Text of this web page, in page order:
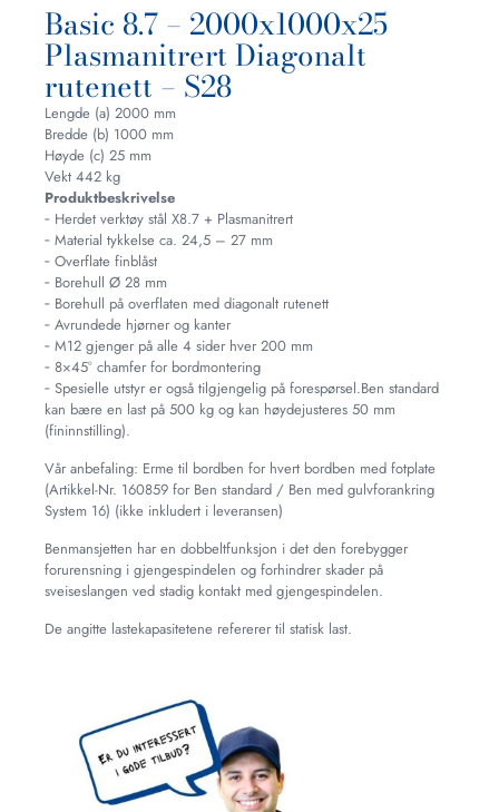
Basic 8.7 – 2000x1000x25
Plasmanitrert Diagonalt
rutenett – S28
Lengde (a) 2000 mm
Bredde (b) 1000 mm
Høyde (c) 25 mm
Vekt 442 kg
Produktbeskrivelse
‐ Herdet verktøy stål X8.7 + Plasmanitrert
‐ Material tykkelse ca. 24,5 – 27 mm
‐ Overflate finblåst
‐ Borehull Ø 28 mm
‐ Borehull på overflaten med diagonalt rutenett
‐ Avrundede hjørner og kanter
‐ M12 gjenger på alle 4 sider hver 200 mm
‐ 8×45° chamfer for bordmontering
‐ Spesielle utstyr er også tilgjengelig på forespørsel.Ben standard
kan bære en last på 500 kg og kan høydejusteres 50 mm
(fininnstilling).
Vår anbefaling: Erme til bordben for hvert bordben med fotplate
(Artikkel-Nr. 160859 for Ben standard / Ben med gulvforankring
System 16) (ikke inkludert i leveransen)
Benmansjetten har en dobbeltfunksjon i det den forebygger
forurensning i gjengespindelen og forhindrer skader på
sveiseslangen ved stadig kontakt med gjengespindelen.
De angitte lastekapasitetene refererer til statisk last.